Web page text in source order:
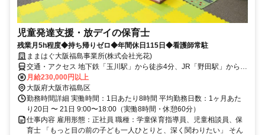
児童発達支援・放デイの保育士
残業月5h程度◆持ち帰りゼロ◆年間休日115日◆看護師常駐
ままはぐ大阪福島事業所(株式会社光花)
交通・アクセス 地下鉄「玉川駅」から徒歩4分、JR「野田駅」から徒
歩6分
月給230,000円以上
大阪府大阪市福島区
勤務時間詳細 実働時間：1日あたり8時間 平均勤務日数：1ヶ月あた
り20日 〜 21日 9:00〜18:00（実働8時間・休憩60分）
仕事内容 雇用形態：正社員 職種：学童保育指導員、児童相談員、保
育士 「もっと目の前の子ども一人ひとりと、深く関わりたい」 そん